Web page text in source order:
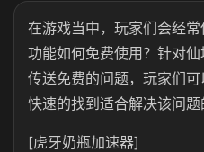
在游戏当中，玩家们会经
功能如何免费使用？针对
传送免费的问题，玩家们可
快速的找到适合解决该问题
[虎牙奶瓶加速器]